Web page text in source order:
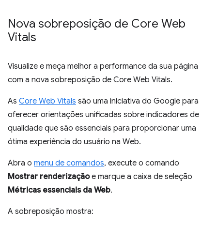
Nova sobreposição de Core Web
Vitals
Visualize e meça melhor a performance da sua página
com a nova sobreposição de Core Web Vitals.
As Core Web Vitals são uma iniciativa do Google para
oferecer orientações unificadas sobre indicadores de
qualidade que são essenciais para proporcionar uma
ótima experiência do usuário na Web.
Abra o menu de comandos, execute o comando
Mostrar renderizaçãoe marque a caixa de seleção
Métricas essenciais da Web.
A sobreposição mostra: